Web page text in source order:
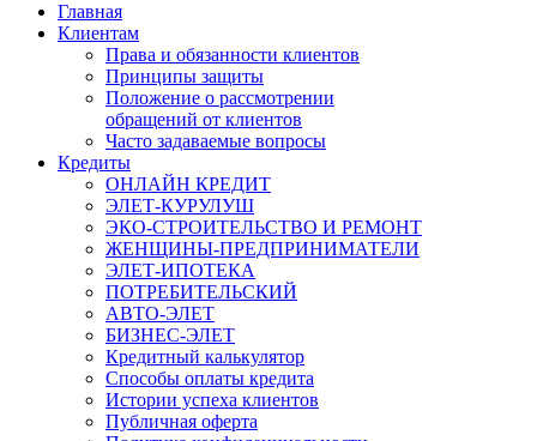
Главная
Клиентам
Права и обязанности клиентов
Принципы защиты
Положение о рассмотрении
обращений от клиентов
Часто задаваемые вопросы
Кредиты
ОНЛАЙН КРЕДИТ
ЭЛЕТ-КУРУЛУШ
ЭКО-СТРОИТЕЛЬСТВО И РЕМОНТ
ЖЕНЩИНЫ-ПРЕДПРИНИМАТЕЛИ
ЭЛЕТ-ИПОТЕКА
ПОТРЕБИТЕЛЬСКИЙ
АВТО-ЭЛЕТ
БИЗНЕС-ЭЛЕТ
Кредитный калькулятор
Способы оплаты кредита
Истории успеха клиентов
Публичная оферта